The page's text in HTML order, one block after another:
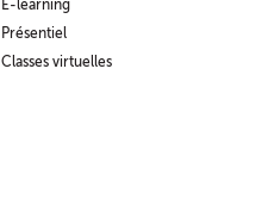
E-learning
Présentiel
Classes virtuelles